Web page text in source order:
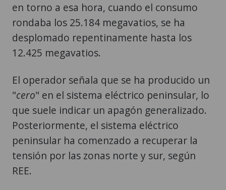
en torno a esa hora, cuando el consumo
rondaba los 25.184 megavatios, se ha
desplomado repentinamente hasta los
12.425 megavatios.
El operador señala que se ha producido un
"cero" en el sistema eléctrico peninsular, lo
que suele indicar un apagón generalizado.
Posteriormente, el sistema eléctrico
peninsular ha comenzado a recuperar la
tensión por las zonas norte y sur, según
REE.